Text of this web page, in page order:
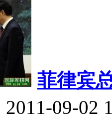
菲律宾
2011-09-02